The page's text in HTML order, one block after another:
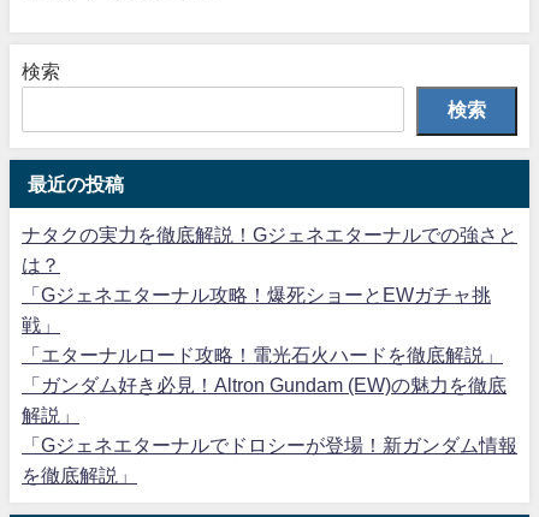
検索
検索
最近の投稿
ナタクの実力を徹底解説！Gジェネエターナルでの強さと
は？
「Gジェネエターナル攻略！爆死ショーとEWガチャ挑
戦」
「エターナルロード攻略！電光石火ハードを徹底解説」
「ガンダム好き必見！Altron Gundam (EW)の魅力を徹底
解説」
「Gジェネエターナルでドロシーが登場！新ガンダム情報
を徹底解説」